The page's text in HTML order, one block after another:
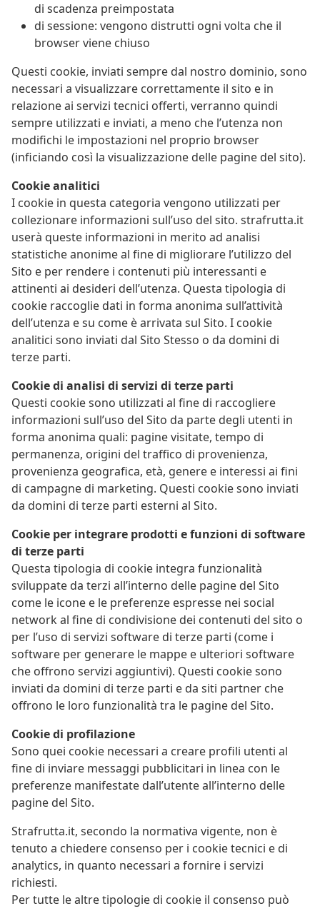
di scadenza preimpostata
di sessione: vengono distrutti ogni volta che il
browser viene chiuso
Questi cookie, inviati sempre dal nostro dominio, sono
necessari a visualizzare correttamente il sito e in
relazione ai servizi tecnici offerti, verranno quindi
sempre utilizzati e inviati, a meno che l’utenza non
modifichi le impostazioni nel proprio browser
(inficiando così la visualizzazione delle pagine del sito).
Cookie analitici
I cookie in questa categoria vengono utilizzati per
collezionare informazioni sull’uso del sito. strafrutta.it
userà queste informazioni in merito ad analisi
statistiche anonime al fine di migliorare l’utilizzo del
Sito e per rendere i contenuti più interessanti e
attinenti ai desideri dell’utenza. Questa tipologia di
cookie raccoglie dati in forma anonima sull’attività
dell’utenza e su come è arrivata sul Sito. I cookie
analitici sono inviati dal Sito Stesso o da domini di
terze parti.
Cookie di analisi di servizi di terze parti
Questi cookie sono utilizzati al fine di raccogliere
informazioni sull’uso del Sito da parte degli utenti in
forma anonima quali: pagine visitate, tempo di
permanenza, origini del traffico di provenienza,
provenienza geografica, età, genere e interessi ai fini
di campagne di marketing. Questi cookie sono inviati
da domini di terze parti esterni al Sito.
Cookie per integrare prodotti e funzioni di software
di terze parti
Questa tipologia di cookie integra funzionalità
sviluppate da terzi all’interno delle pagine del Sito
come le icone e le preferenze espresse nei social
network al fine di condivisione dei contenuti del sito o
per l’uso di servizi software di terze parti (come i
software per generare le mappe e ulteriori software
che offrono servizi aggiuntivi). Questi cookie sono
inviati da domini di terze parti e da siti partner che
offrono le loro funzionalità tra le pagine del Sito.
Cookie di profilazione
Sono quei cookie necessari a creare profili utenti al
fine di inviare messaggi pubblicitari in linea con le
preferenze manifestate dall’utente all’interno delle
pagine del Sito.
Strafrutta.it, secondo la normativa vigente, non è
tenuto a chiedere consenso per i cookie tecnici e di
analytics, in quanto necessari a fornire i servizi
richiesti.
Per tutte le altre tipologie di cookie il consenso può